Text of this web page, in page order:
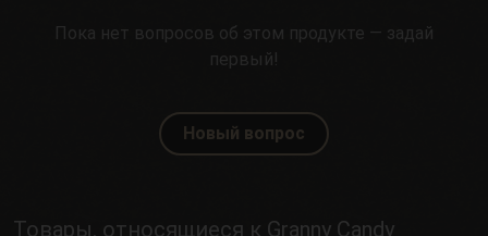
Пока нет вопросов об этом продукте — задай
первый!
Новый вопрос
Товары, относящиеся к Granny Candy